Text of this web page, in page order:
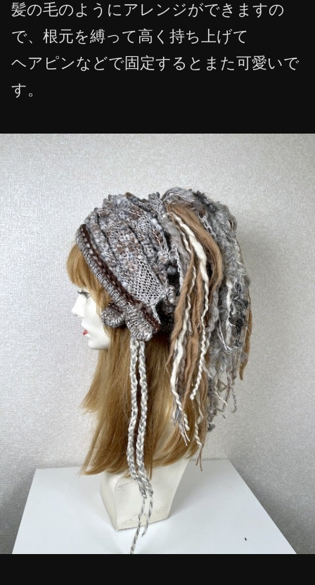
髪の毛のようにアレンジができますの
で、根元を縛って高く持ち上げて
ヘアピンなどで固定するとまた可愛いで
す。